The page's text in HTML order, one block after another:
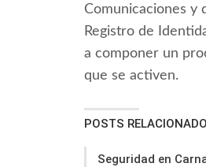
Comunicaciones y
Registro de
a componer un
que se activen.
POSTS
Seguridad en